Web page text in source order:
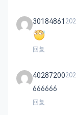
30184861
回复
40287200
666666
回复